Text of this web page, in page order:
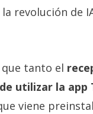
revolución de
tanto el
utilizar la app
viene